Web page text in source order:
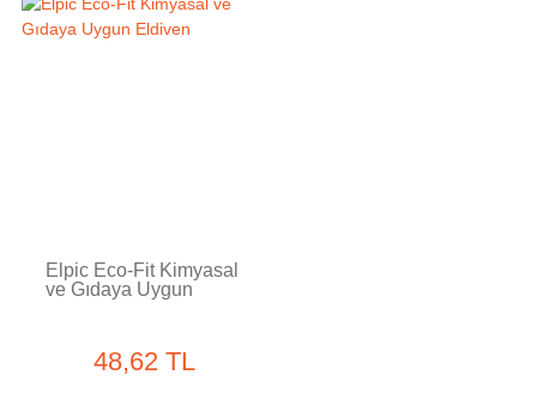
Elpic Eco-Fit Kimyasal
ve Gıdaya Uygun
48,62 TL